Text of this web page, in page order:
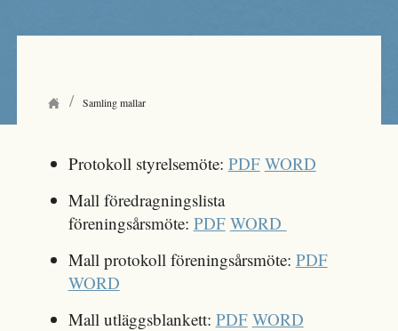
/ Samling mallar
Protokoll styrelsemöte: PDF WORD
Mall föredragningslista
föreningsårsmöte: PDF WORD
Mall protokoll föreningsårsmöte: PDF
WORD
Mall utläggsblankett: PDF WORD